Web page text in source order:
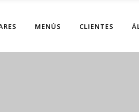
MENÚS CLIENTES